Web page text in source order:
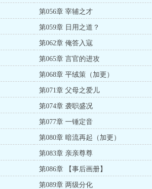
第056章 宰辅之才
第059章 日用之道？
第062章 俺答入寇
第065章 言官的进攻
第068章 平绒策（加更）
第071章 父母之爱儿
第074章 袭职盛况
第077章 一锤定音
第080章 暗流再起（加更）
第083章 亲亲尊尊
第086章 【事后画册】
第089章 两级分化